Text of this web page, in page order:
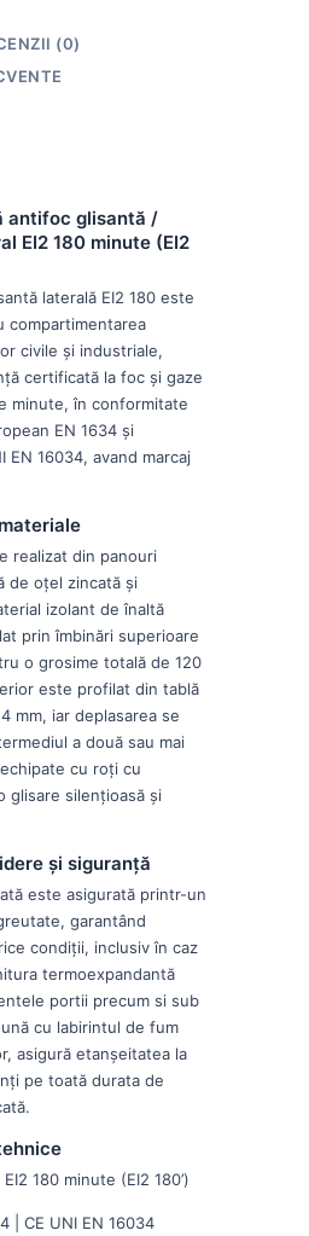
(0)
antifoc glisantă /
EI2 180 minute (EI2
laterală EI2 180 este
compartimentarea
civile și industriale,
certificată la foc și gaze
minute, în conformitate
EN 1634 și
EN 16034, avand marcaj
realizat din panouri
de oțel zincată și
izolant de înaltă
prin îmbinări superioare
o grosime totală de 120
este profilat din tablă
mm, iar deplasarea se
a două sau mai
cu roți cu
glisare silențioasă și
și siguranță
este asigurată printr-un
garantând
condiții, inclusiv în caz
termoexpandantă
portii precum si sub
cu labirintul de fum
asigură etanșeitatea la
pe toată durata de
180 minute (EI2 180’)
| CE UNI EN 16034